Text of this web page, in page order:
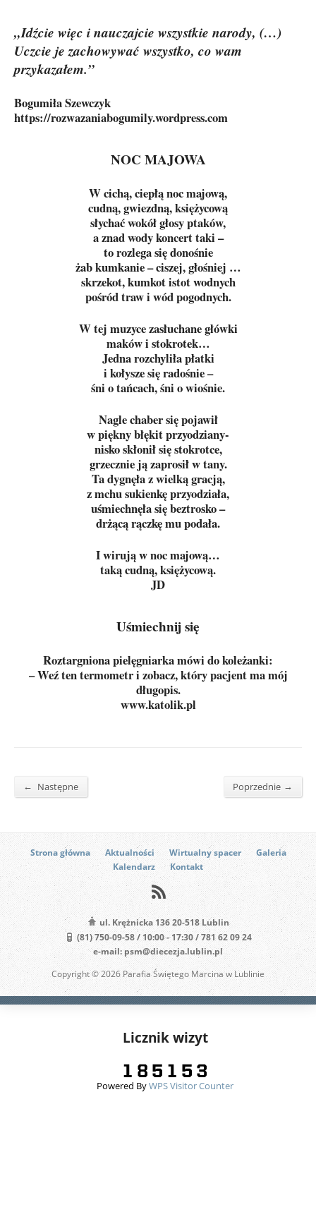
„Idźcie więc i nauczajcie wszystkie narody, (…)
Uczcie je zachowywać wszystko, co wam
przykazałem.”
Bogumiła Szewczyk
https://rozwazaniabogumily.wordpress.com
NOC MAJOWA
W cichą, ciepłą noc majową,
cudną, gwiezdną, księżycową
słychać wokół głosy ptaków,
a znad wody koncert taki –
to rozlega się donośnie
żab kumkanie – ciszej, głośniej …
skrzekot, kumkot istot wodnych
pośród traw i wód pogodnych.
W tej muzyce zasłuchane główki
maków i stokrotek…
Jedna rozchyliła płatki
i kołysze się radośnie –
śni o tańcach, śni o wiośnie.
Nagle chaber się pojawił
w piękny błękit przyodziany-
nisko skłonił się stokrotce,
grzecznie ją zaprosił w tany.
Ta dygnęła z wielką gracją,
z mchu sukienkę przyodziała,
uśmiechnęła się beztrosko –
drżącą rączkę mu podała.
I wirują w noc majową…
taką cudną, księżycową.
JD
Uśmiechnij się
Roztargniona pielęgniarka mówi do koleżanki:
– Weź ten termometr i zobacz, który pacjent ma mój
długopis.
www.katolik.pl
← Następne Poprzednie →
Strona główna Aktualności Wirtualny spacer
Galeria
Kalendarz
Kontakt
ul. Krężnicka 136 20-518 Lublin
(81) 750-09-58 / 10:00 - 17:30 / 781 62 09 24
e-mail: psm@diecezja.lublin.pl
Copyright © 2026 Parafia Świętego Marcina w Lublinie
Licznik wizyt
Powered ByWPS Visitor Counter